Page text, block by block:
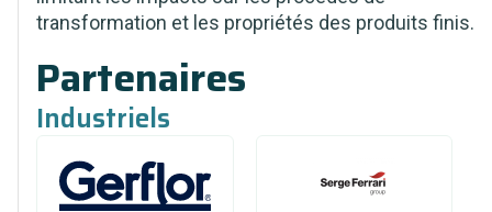
transformation et les propriétés des produits finis.
Partenaires
Industriels